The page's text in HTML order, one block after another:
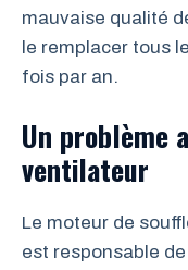
mauvaise qualité
le remplacer tous
fois par an.
Un problème
ventilateur
Le moteur de
est responsable